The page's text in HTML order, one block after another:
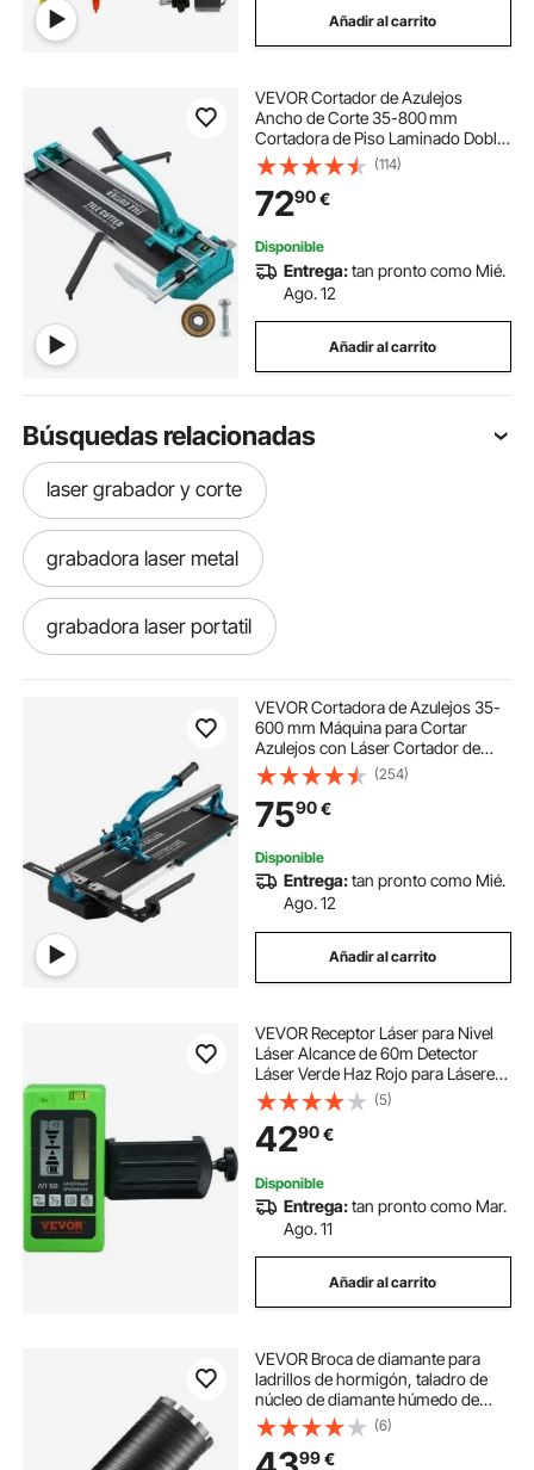
Añadir al carrito
VEVOR Cortador de Azulejos
Ancho de Corte 35-800 mm
Cortadora de Piso Laminado Doble
Rieles Posicionamiento Láser
Cortador Manual de Azulejos Corte
Preciso y Suave para Piedra,
Baldosas Ordinarias
(114)
7290€
Disponible
Entrega:tan pronto como Mié.
Ago. 12
Añadir al carrito
Búsquedas relacionadas
laser grabador y corte
grabadora laser metal
grabadora laser portatil
grabadora laser para metales
grabadora laser metales
grabadora láser de metales
grabador laser para metal
grabador de laser portatil
grabador de metal laser
grabador laser portatil
grabadora laser plastico
grabadora de laser para metal
grabadora de metal laser
grabador láser portátil
VEVOR Cortadora de Azulejos 35-
600 mm Máquina para Cortar
Azulejos con Láser Cortador de
Azulejos Manual Cortadora de
Cerámica con Soporte
(254)
7590€
Disponible
Entrega:tan pronto como Mié.
Ago. 12
Añadir al carrito
VEVOR Receptor Láser para Nivel
Láser Alcance de 60m Detector
Láser Verde Haz Rojo para Láseres
de Línea Pulsada Señal de Sonido
Ajustable Pantalla LCD Dual Nivel de
Burbuja Incorporado con
Abrazadera
(5)
4290€
Disponible
Entrega:tan pronto como Mar.
Ago. 11
Añadir al carrito
VEVOR Broca de diamante para
ladrillos de hormigón, taladro de
núcleo de diamante húmedo de
50,8 mm, profundidad de
perforación de 355 mm con hoja de
sierra, rosca hembra de 1-1/4"-7,
(6)
99€